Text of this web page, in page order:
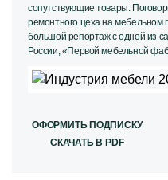
сопутствующие товары.
ремонтного цеха на мебельном
большой репортаж с одной из
России, «Первой мебельной
ОФОРМИТЬ ПОДПИСКУ
СКАЧАТЬ В PDF